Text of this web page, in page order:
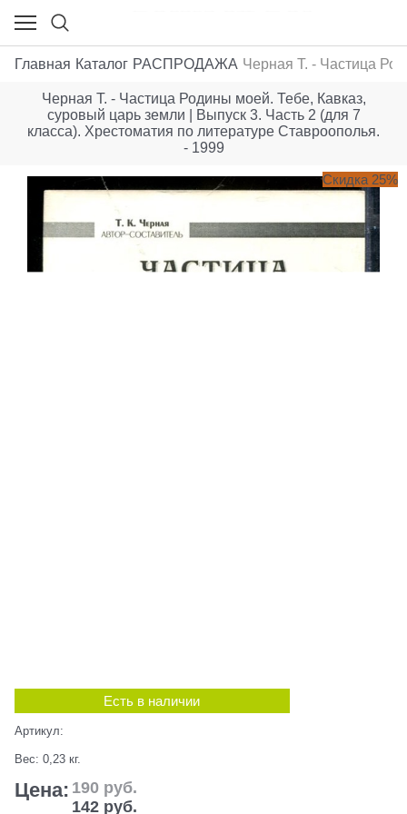
Главная Каталог РАСПРОДАЖА Черная Т. - Частица
Черная Т. - Частица Родины моей. Тебе, Кавказ,
суровый царь земли | Выпуск 3. Часть 2 (для 7
класса). Хрестоматия по литературе Ставроополья.
- 1999
Скидка 25%
Есть в наличии
Артикул:
Вес: 0,23 кг.
Цена: 190 руб.
142 руб.